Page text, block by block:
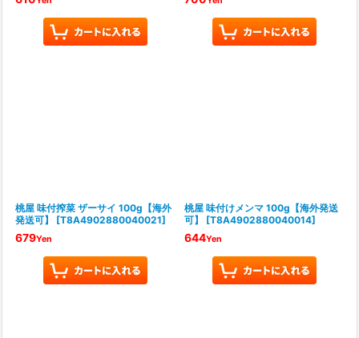
桃屋 味付搾菜 ザーサイ 100g【海外
発送可】
[T8A4902880040021]
679Yen
桃屋 味付けメンマ 100g【海外発送
可】
[T8A4902880040014]
644Yen